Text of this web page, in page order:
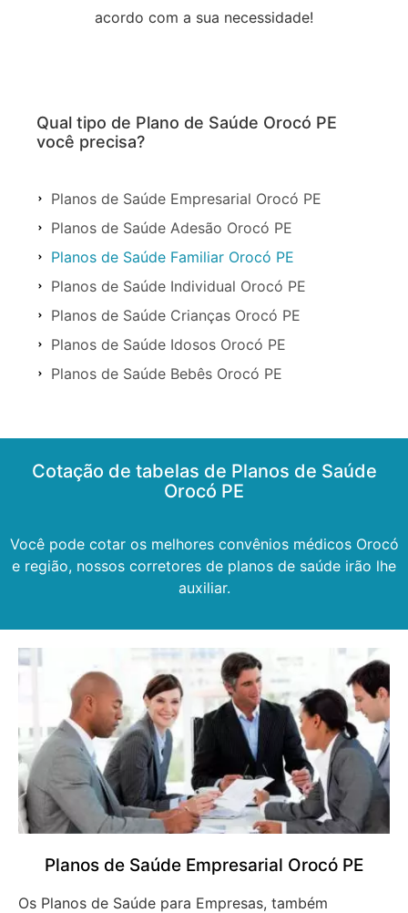
acordo com a sua necessidade!
Qual tipo de Plano de Saúde Orocó PE
você precisa?
Planos de Saúde Empresarial Orocó PE
Planos de Saúde Adesão Orocó PE
Planos de Saúde Familiar Orocó PE
Planos de Saúde Individual Orocó PE
Planos de Saúde Crianças Orocó PE
Planos de Saúde Idosos Orocó PE
Planos de Saúde Bebês Orocó PE
Cotação de tabelas de Planos de Saúde
Orocó PE
Você pode cotar os melhores convênios médicos Orocó
e região, nossos corretores de planos de saúde irão lhe
auxiliar.
Planos de Saúde Empresarial Orocó PE
Os Planos de Saúde para Empresas, também